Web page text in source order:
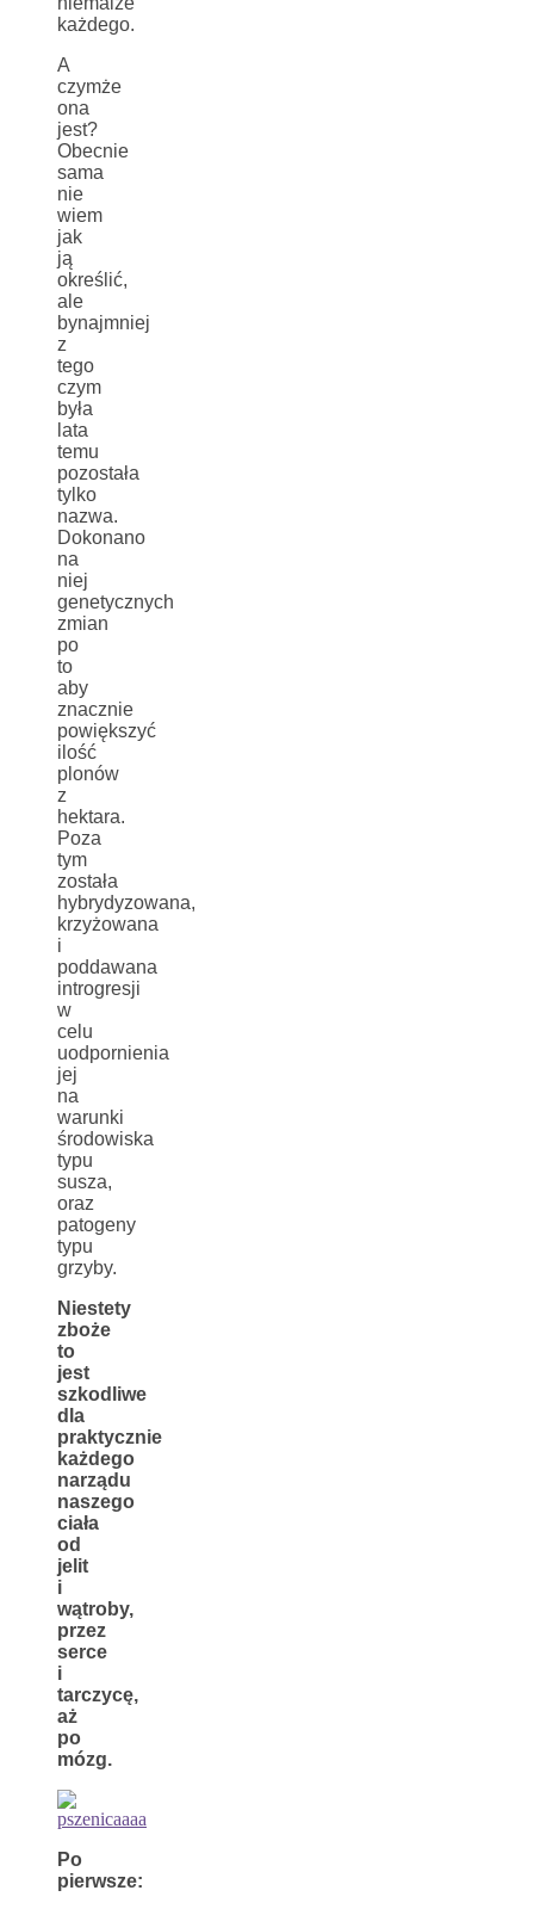
każdego.
A
czymże
ona
jest?
Obecnie
sama
nie
wiem
jak
ją
określić,
ale
bynajmniej
z
tego
czym
była
lata
temu
pozostała
tylko
nazwa.
Dokonano
na
niej
genetycznych
zmian
po
to
aby
znacznie
powiększyć
ilość
plonów
z
hektara.
Poza
tym
została
hybrydyzowana,
krzyżowana
i
poddawana
introgresji
w
celu
uodpornienia
jej
na
warunki
środowiska
typu
susza,
oraz
patogeny
typu
grzyby.
Niestety
zboże
to
jest
szkodliwe
dla
praktycznie
każdego
narządu
naszego
ciała
od
jelit
i
wątroby,
przez
serce
i
tarczycę,
aż
po
mózg.
Po
pierwsze: